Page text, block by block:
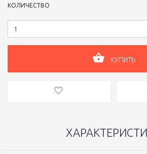
КОЛИЧЕСТВО
КУПИТЬ